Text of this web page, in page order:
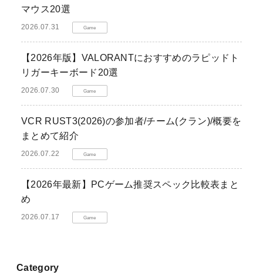
マウス20選
2026.07.31 Game
【2026年版】VALORANTにおすすめのラピッドト
リガーキーボード20選
2026.07.30 Game
VCR RUST3(2026)の参加者/チーム(クラン)/概要を
まとめて紹介
2026.07.22 Game
【2026年最新】PCゲーム推奨スペック比較表まと
め
2026.07.17 Game
Category